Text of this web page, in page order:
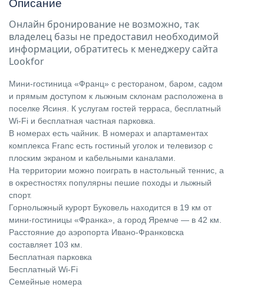
Описание
Онлайн бронирование не возможно, так
владелец базы не предоставил необходимой
информации, обратитесь к менеджеру сайта
Lookfor
Мини-гостиница «Франц» с рестораном, баром, садом
и прямым доступом к лыжным склонам расположена в
поселке Ясиня. К услугам гостей терраса, бесплатный
Wi-Fi и бесплатная частная парковка.
В номерах есть чайник. В номерах и апартаментах
комплекса Franc есть гостиный уголок и телевизор с
плоским экраном и кабельными каналами.
На территории можно поиграть в настольный теннис, а
в окрестностях популярны пешие походы и лыжный
спорт.
Горнолыжный курорт Буковель находится в 19 км от
мини-гостиницы «Франка», а город Яремче — в 42 км.
Расстояние до аэропорта Ивано-Франковска
составляет 103 км.
Бесплатная парковка
Бесплатный Wi-Fi
Семейные номера